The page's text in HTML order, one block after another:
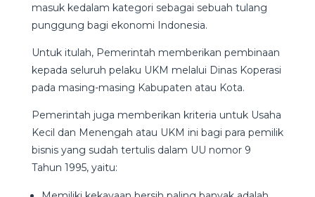
masuk kedalam kategori sebagai sebuah tulang
punggung bagi ekonomi Indonesia.
Untuk itulah, Pemerintah memberikan pembinaan
kepada seluruh pelaku UKM melalui Dinas Koperasi
pada masing-masing Kabupaten atau Kota.
Pemerintah juga memberikan kriteria untuk Usaha
Kecil dan Menengah atau UKM ini bagi para pemilik
bisnis yang sudah tertulis dalam UU nomor 9
Tahun 1995, yaitu: